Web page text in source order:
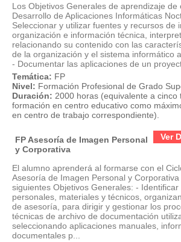
Los Objetivos Generales de aprendizaje de
Desarrollo de Aplicaciones Informáticas
Seleccionar y utilizar fuentes y recursos de
organización e información técnica,
relacionando su contenido con las
de la organización y el sistema informático
- Documentar las aplicaciones de un
Temática: FP
Nivel: Formación Profesional de Grado
Duración: 2000 horas (equivalente a cinco
formación en centro educativo como
en centro de trabajo correspondiente).
Ver
FP Asesoría de Imagen Personal
y Corporativa
El alumno aprenderá al formarse con el
Asesoría de Imagen Personal y
siguientes Objetivos Generales: -
personales, materiales y técnicos,
de asesoría, para dirigir y gestionar los
técnicas de archivo de documentación
seleccionando aplicaciones manuales,
documentales p...